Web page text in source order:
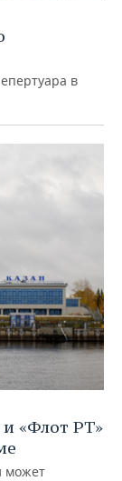
в
«Флот РТ»
может